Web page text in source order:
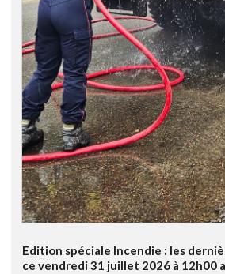
Edition spéciale Incendie : les
ce vendredi 31 juillet 2026 à 12h00